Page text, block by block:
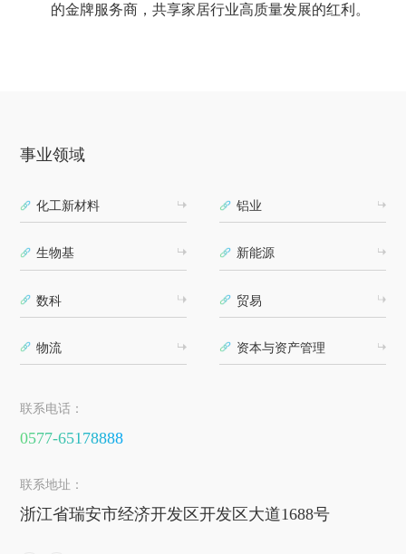
的金牌服务商，共享家居行业高质量发展的红利。
事业领域
化工新材料 铝业
生物基 新能源
数科 贸易
物流 资本与资产管理
联系电话：
0577-65178888
联系地址：
浙江省瑞安市经济开发区开发区大道1688号